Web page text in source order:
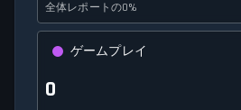
全体レポートの0%
ゲームプレイ
0